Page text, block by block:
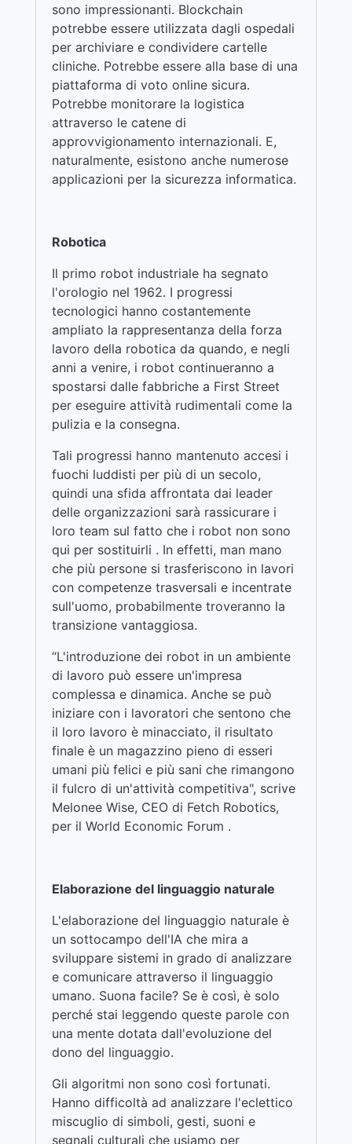
sono impressionanti. Blockchain
potrebbe essere utilizzata dagli ospedali
per archiviare e condividere cartelle
cliniche. Potrebbe essere alla base di una
piattaforma di voto online sicura.
Potrebbe monitorare la logistica
attraverso le catene di
approvvigionamento internazionali. E,
naturalmente, esistono anche numerose
applicazioni per la sicurezza informatica.
Robotica
Il primo robot industriale ha segnato
l'orologio nel 1962. I progressi
tecnologici hanno costantemente
ampliato la rappresentanza della forza
lavoro della robotica da quando, e negli
anni a venire, i robot continueranno a
spostarsi dalle fabbriche a First Street
per eseguire attività rudimentali come la
pulizia e la consegna.
Tali progressi hanno mantenuto accesi i
fuochi luddisti per più di un secolo,
quindi una sfida affrontata dai leader
delle organizzazioni sarà rassicurare i
loro team sul fatto che i robot non sono
qui per sostituirli . In effetti, man mano
che più persone si trasferiscono in lavori
con competenze trasversali e incentrate
sull'uomo, probabilmente troveranno la
transizione vantaggiosa.
“L'introduzione dei robot in un ambiente
di lavoro può essere un'impresa
complessa e dinamica. Anche se può
iniziare con i lavoratori che sentono che
il loro lavoro è minacciato, il risultato
finale è un magazzino pieno di esseri
umani più felici e più sani che rimangono
il fulcro di un'attività competitiva", scrive
Melonee Wise, CEO di Fetch Robotics,
per il World Economic Forum .
Elaborazione del linguaggio naturale
L'elaborazione del linguaggio naturale è
un sottocampo dell'IA che mira a
sviluppare sistemi in grado di analizzare
e comunicare attraverso il linguaggio
umano. Suona facile? Se è così, è solo
perché stai leggendo queste parole con
una mente dotata dall'evoluzione del
dono del linguaggio.
Gli algoritmi non sono così fortunati.
Hanno difficoltà ad analizzare l'eclettico
miscuglio di simboli, gesti, suoni e
segnali culturali che usiamo per